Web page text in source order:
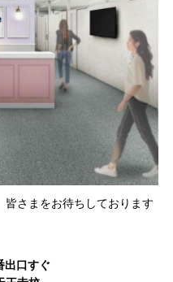
さまをお待ちしております
出口すぐ